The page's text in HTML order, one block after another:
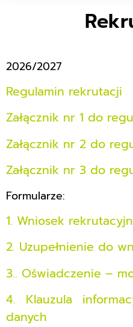
2026/2027
Regulamin rekrutacji
Załącznik nr 1 do
Załącznik nr 2 do
Załącznik nr 3 do
Formularze:
1. Wniosek
2. Uzupełnienie do
3.. Oświadczenie –
4. Klauzula
danych